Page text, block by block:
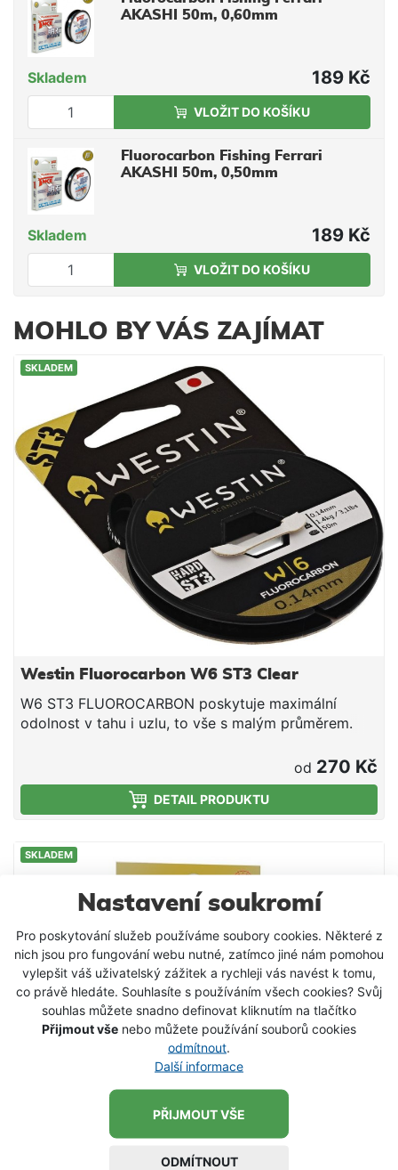
Nastavení soukromí
Pro poskytování služeb používáme soubory cookies. Některé z
nich jsou pro fungování webu nutné, zatímco jiné nám pomohou
vylepšit váš uživatelský zážitek a rychleji vás navést k tomu,
co právě hledáte. Souhlasíte s používáním všech cookies? Svůj
souhlas můžete snadno definovat kliknutím na tlačítko
Přijmout vše nebo můžete používání souborů cookies
odmítnout.
Další informace
PŘIJMOUT VŠE
ODMÍTNOUT
AKASHI 50m, 0,60mm
Skladem 189 Kč
VLOŽIT DO KOŠÍKU
Fluorocarbon Fishing Ferrari
AKASHI 50m, 0,50mm
Skladem 189 Kč
VLOŽIT DO KOŠÍKU
MOHLO BY VÁS ZAJÍMAT
SKLADEM
Westin Fluorocarbon W6 ST3 Clear
W6 ST3 FLUOROCARBON poskytuje maximální
odolnost v tahu i uzlu, to vše s malým průměrem.
dostane do "zóny záběru" – a s nižším indexem lomu
než monofil je pod vodou výrazně méně viditelný.
Fluorocarbon W6 ST3 je nabízen v průměrech od
ST5), aby dokonale odpovídaly stylu rybolovu a
převládajícím podmínkám. Fluorocarbon ST1 je
navržen tak, aby nabízel maximální tuhost, minimální
optimální kontrolu pro přesné nahazování a zásek
háčku. Na druhém konci spektra je fluorocarbon s
hodnocením ST5 navržený pro maximální
průtažnost, flexibilitu, umožňující zvýšenou nosnost
v uzlu a odolnost. Ať už potřebujete tuhý
fluorocarbon pro finesse chytání nebo pružný
fluorocarbon pro lepší ovladatelnost, naše řada
fluorocarbonů s různými hodnoceními ST vás
pokryje. Rychle potápivý Odolný proti oděru 100%
fluorocarbon Střední tuhost Vysoká pevnost v uzlu
od 270 Kč
DETAIL PRODUKTU
SKLADEM
Delphin Vlasec Mamba Feeder Bronz